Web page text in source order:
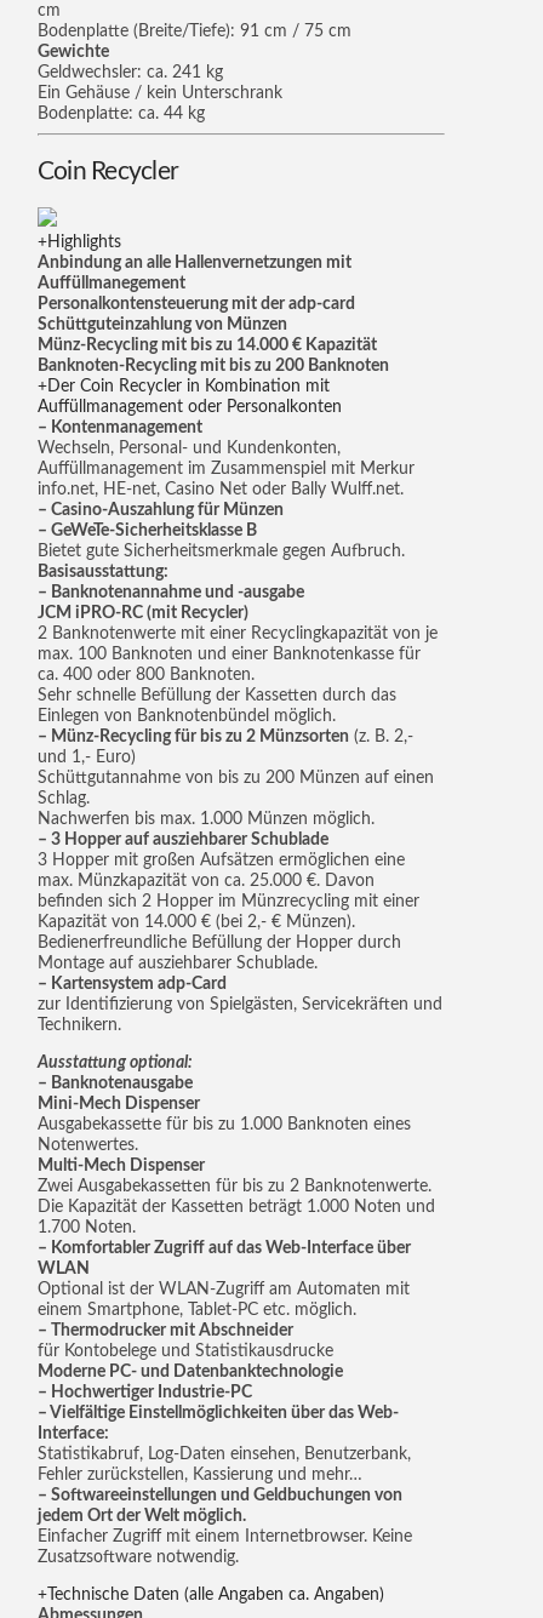
cm
Bodenplatte (Breite/Tiefe): 91 cm / 75 cm
Gewichte
Geldwechsler: ca. 241 kg
Ein Gehäuse / kein Unterschrank
Bodenplatte: ca. 44 kg
Coin Recycler
Highlights
Anbindung an alle Hallenvernetzungen mit
Auffüllmanegement
Personalkontensteuerung mit der adp-card
Schüttguteinzahlung von Münzen
Münz-Recycling mit bis zu 14.000 € Kapazität
Banknoten-Recycling mit bis zu 200 Banknoten
Der Coin Recycler in Kombination mit
Auffüllmanagement oder Personalkonten
– Kontenmanagement
Wechseln, Personal- und Kundenkonten,
Auffüllmanagement im Zusammenspiel mit Merkur
info.net, HE-net, Casino Net oder Bally Wulff.net.
– Casino-Auszahlung für Münzen
– GeWeTe-Sicherheitsklasse B
Bietet gute Sicherheitsmerkmale gegen Aufbruch.
Basisausstattung:
– Banknotenannahme und -ausgabe
JCM iPRO-RC (mit Recycler)
2 Banknotenwerte mit einer Recyclingkapazität von je
max. 100 Banknoten und einer Banknotenkasse für
ca. 400 oder 800 Banknoten.
Sehr schnelle Befüllung der Kassetten durch das
Einlegen von Banknotenbündel möglich.
– Münz-Recycling für bis zu 2 Münzsorten (z. B. 2,-
und 1,- Euro)
Schüttgutannahme von bis zu 200 Münzen auf einen
Schlag.
Nachwerfen bis max. 1.000 Münzen möglich.
– 3 Hopper auf ausziehbarer Schublade
3 Hopper mit großen Aufsätzen ermöglichen eine
max. Münzkapazität von ca. 25.000 €. Davon
befinden sich 2 Hopper im Münzrecycling mit einer
Kapazität von 14.000 € (bei 2,- € Münzen).
Bedienerfreundliche Befüllung der Hopper durch
Montage auf ausziehbarer Schublade.
– Kartensystem adp-Card
zur Identifizierung von Spielgästen, Servicekräften und
Technikern.
Ausstattung optional:
– Banknotenausgabe
Mini-Mech Dispenser
Ausgabekassette für bis zu 1.000 Banknoten eines
Notenwertes.
Multi-Mech Dispenser
Zwei Ausgabekassetten für bis zu 2 Banknotenwerte.
Die Kapazität der Kassetten beträgt 1.000 Noten und
1.700 Noten.
– Komfortabler Zugriff auf das Web-Interface über
WLAN
Optional ist der WLAN-Zugriff am Automaten mit
einem Smartphone, Tablet-PC etc. möglich.
– Thermodrucker mit Abschneider
für Kontobelege und Statistikausdrucke
Moderne PC- und Datenbanktechnologie
– Hochwertiger Industrie-PC
– Vielfältige Einstellmöglichkeiten über das Web-
Interface:
Statistikabruf, Log-Daten einsehen, Benutzerbank,
Fehler zurückstellen, Kassierung und mehr…
– Softwareeinstellungen und Geldbuchungen von
jedem Ort der Welt möglich.
Einfacher Zugriff mit einem Internetbrowser. Keine
Zusatzsoftware notwendig.
Technische Daten (alle Angaben ca. Angaben)